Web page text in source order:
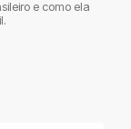
e como ela